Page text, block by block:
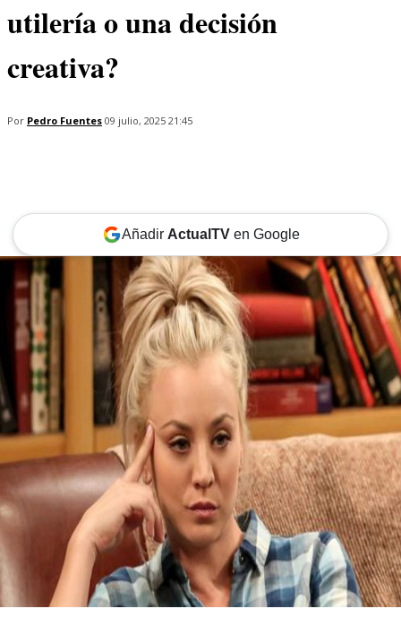
utilería o una decisión
creativa?
Por Pedro Fuentes 09 julio, 2025 21:45
Añadir ActualTVen Google